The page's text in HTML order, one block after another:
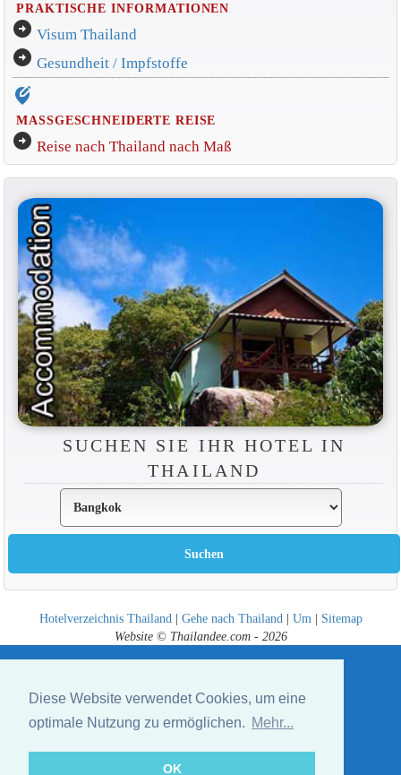
Diese Website verwendet Cookies, um eine
optimale Nutzung zu ermöglichen. Mehr...
OK
PRAKTISCHE INFORMATIONEN
arrow_circle_right Visum Thailand
arrow_circle_right Gesundheit / Impfstoffe
edit_location_alt
MASSGESCHNEIDERTE REISE
arrow_circle_right Reise nach Thailand nach Maß
SUCHEN SIE IHR HOTEL IN
THAILAND
Hotelverzeichnis Thailand | Gehe nach Thailand | Um | Sitemap
Website © Thailandee.com - 2026